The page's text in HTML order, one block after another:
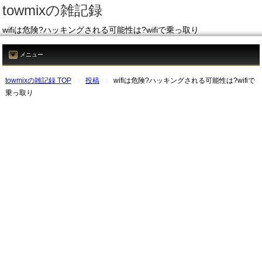
towmixの雑記録
wifiは危険?ハッキングされる可能性は?wifiで乗っ取り
メニュー
towmixの雑記録 TOP 投稿
wifiは危険?ハッキングされる可能性は?wifiで
乗っ取り